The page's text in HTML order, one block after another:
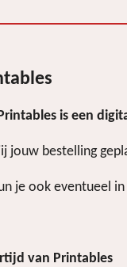
is een
jouw bestelling
je ook eventueel
van Printables